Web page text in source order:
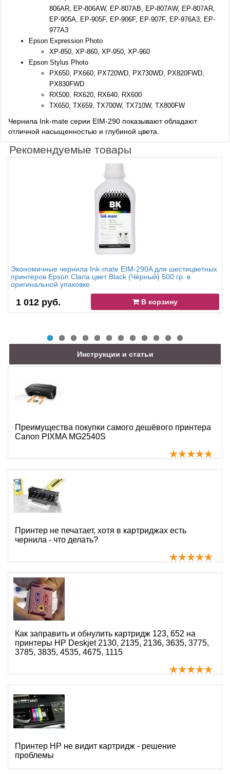
806AR, EP-806AW, EP-807AB, EP-807AW, EP-807AR,
EP-905A, EP-905F, EP-906F, EP-907F, EP-976A3, EP-
977A3
Epson Expression Photo
XP-850, XP-860, XP-950, XP-960
Epson Stylus Photo
PX650, PX660, PX720WD, PX730WD, PX820FWD,
PX830FWD
RX500, RX620, RX640, RX600
TX650, TX659, TX700W, TX710W, TX800FW
Чернила Ink-mate серии EIM-290 показывают обладают
отличной насыщенностью и глубиной цвета.
Рекомендуемые товары
Экономичные чернила Ink-mate EIM-290A для шестицветных
принтеров Epson Claria цвет Black (Чёрный) 500 гр. в
оригинальной упаковке
1 012 руб. В корзину
Инструкции и статьи
Преимущества покупки самого дешёвого принтера
Canon PIXMA MG2540S
Принтер не печатает, хотя в картриджах есть
чернила - что делать?
Как заправить и обнулить картридж 123, 652 на
принтеры HP Deskjet 2130, 2135, 2136, 3635, 3775,
3785, 3835, 4535, 4675, 1115
Принтер HP не видит картридж - решение
проблемы